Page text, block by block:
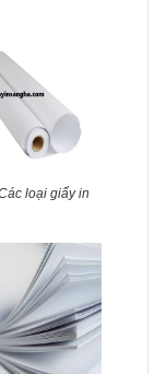
loại giấy in